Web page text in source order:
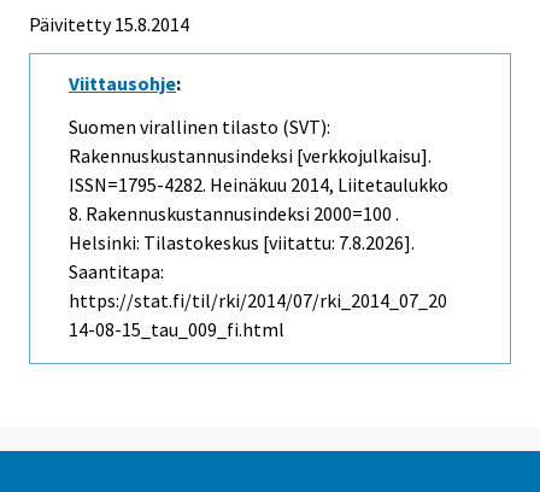
Päivitetty 15.8.2014
Viittausohje:
Suomen virallinen tilasto (SVT):
Rakennuskustannusindeksi [verkkojulkaisu].
ISSN=1795-4282. Heinäkuu 2014, Liitetaulukko
8. Rakennuskustannusindeksi 2000=100 .
Helsinki: Tilastokeskus [viitattu: 7.8.2026].
Saantitapa:
https://stat.fi/til/rki/2014/07/rki_2014_07_20
14-08-15_tau_009_fi.html